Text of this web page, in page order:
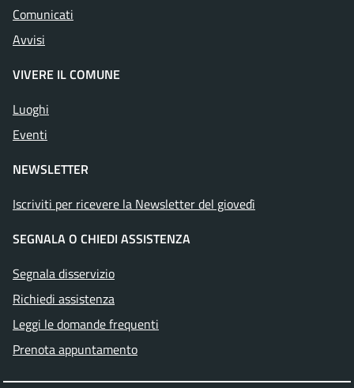
Comunicati
Avvisi
VIVERE IL COMUNE
Luoghi
Eventi
NEWSLETTER
Iscriviti per ricevere la Newsletter del giovedì
SEGNALA O CHIEDI ASSISTENZA
Segnala disservizio
Richiedi assistenza
Leggi le domande frequenti
Prenota appuntamento